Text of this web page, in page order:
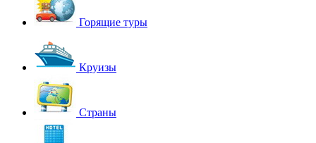
Горящие туры
Круизы
Страны